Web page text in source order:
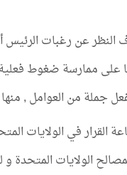
النظر عن رغبات الرئيس
على ممارسة ضغوط
جملة من العوامل ,
القرار في الولايات
الولايات المتحدة